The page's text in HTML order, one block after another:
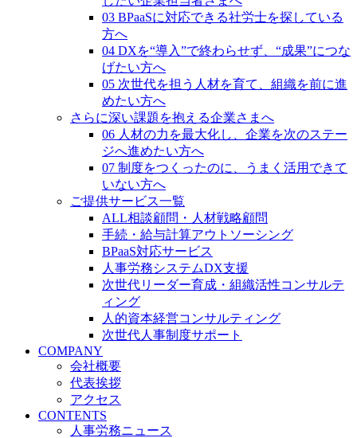
03 BPaaSに対応できる社労士を探している
方へ
04 DXを“導入”で終わらせず、“成果”につな
げたい方へ
05 次世代を担う人材を育て、組織を前に進
めたい方へ
さらに深い課題を抱える企業さまへ
06 人材の力を最大化し、企業を次のステー
ジへ進めたい方へ
07 制度をつくったのに、うまく活用できて
いない方へ
ご提供サービス一覧
ALL相談顧問・人材戦略顧問
手続・給与計算アウトソーシング
BPaaS対応サービス
人事労務システムDX支援
次世代リーダー育成・組織活性コンサルテ
ィング
人的資本経営コンサルティング
次世代人事制度サポート
COMPANY
会社概要
代表挨拶
アクセス
CONTENTS
人事労務ニュース